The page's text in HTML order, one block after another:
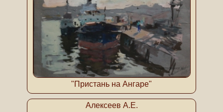
"Пристань на Ангаре"
Алексеев А.Е.